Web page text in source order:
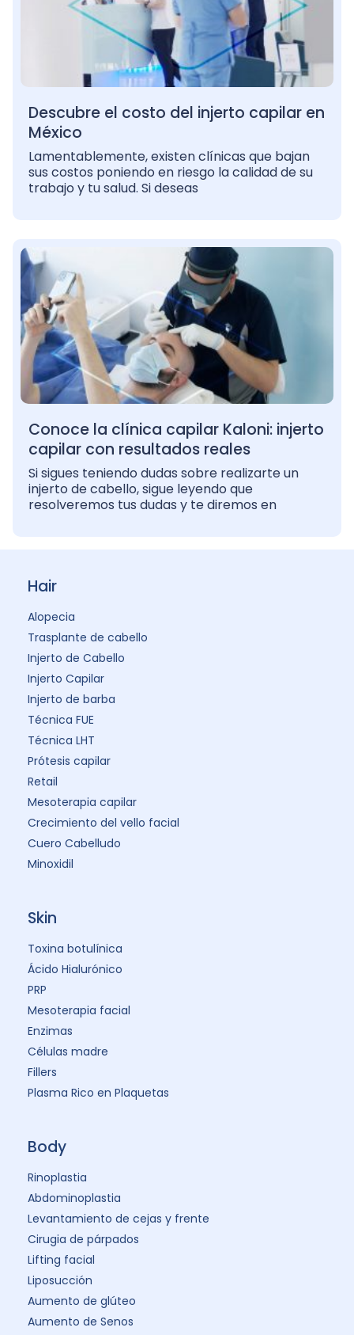
Descubre el costo del injerto capilar en
México
Lamentablemente, existen clínicas que bajan
sus costos poniendo en riesgo la calidad de su
trabajo y tu salud. Si deseas
Conoce la clínica capilar Kaloni: injerto
capilar con resultados reales
Si sigues teniendo dudas sobre realizarte un
injerto de cabello, sigue leyendo que
resolveremos tus dudas y te diremos en
Hair
Alopecia
Trasplante de cabello
Injerto de Cabello
Injerto Capilar
Injerto de barba
Técnica FUE
Técnica LHT
Prótesis capilar
Retail
Mesoterapia capilar
Crecimiento del vello facial
Cuero Cabelludo
Minoxidil
Skin
Toxina botulínica
Ácido Hialurónico
PRP
Mesoterapia facial
Enzimas
Células madre
Fillers
Plasma Rico en Plaquetas
Body
Rinoplastia
Abdominoplastia
Levantamiento de cejas y frente
Cirugia de párpados
Lifting facial
Liposucción
Aumento de glúteo
Aumento de Senos